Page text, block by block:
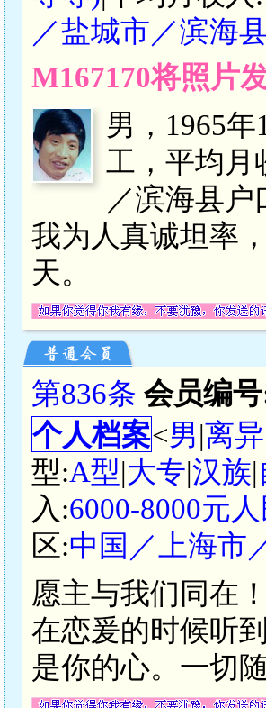
／盐城市／滨海
M167170将照片
男，1965
工，平均月
／滨海县
我为人真诚坦率
天。
第836条 会员编
个人档案<男|离异
型:A型|大专|汉族|
入:6000-8000元
区:中国／上海市
愿主与我们同在
在恋爰的时候听
是你的心。一切随